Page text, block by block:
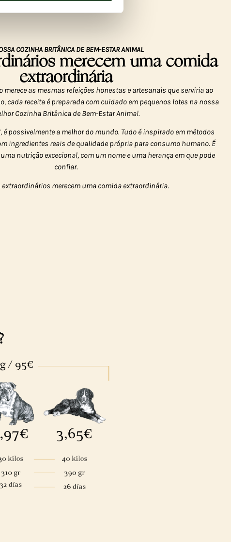
COZINHA BRITÂNICA DE BEM-ESTAR ANIMAL
merecem uma comida
extraordinária
merece as mesmas refeições honestas e artesanais que serviria ao
cada receita é preparada com cuidado em pequenos lotes na nossa
Cozinha Britânica de Bem-Estar Animal.
é possivelmente a melhor do mundo. Tudo é inspirado em métodos
ingredientes reais de qualidade própria para consumo humano. É
nutrição excecional, com um nome e uma herança em que pode
confiar.
extraordinários merecem uma comida extraordinária.